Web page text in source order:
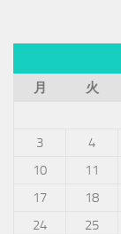
月
火
3
4
10
11
17
18
24
25